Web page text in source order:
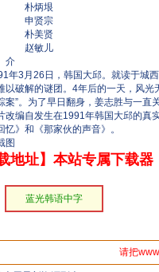
垠
宗
贤
儿
3月26日，韩国大邱。就读于城西
以破解的谜团。4年后的一天，风
案”。为了早日翻身，姜志胜与一
自发生在1991年韩国大邱的真实
忆》和《那家伙的声音》。
图
载地址】本站专属下载
蓝光韩语中字
请把